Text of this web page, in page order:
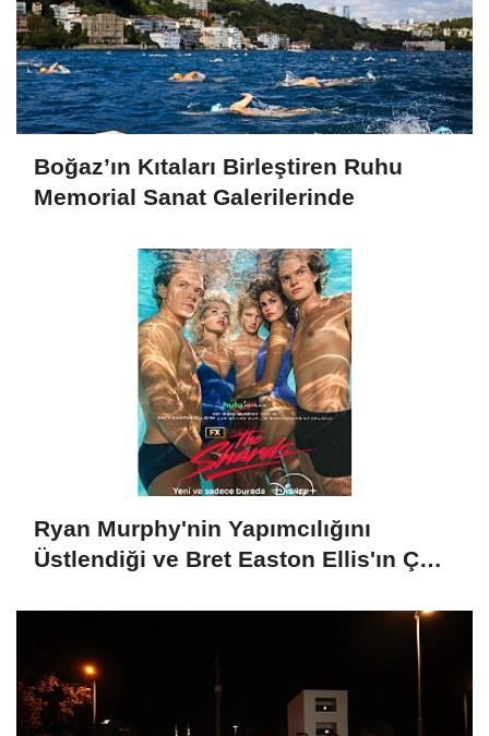
Boğaz’ın Kıtaları Birleştiren Ruhu
Memorial Sanat Galerilerinde
Ryan Murphy'nin Yapımcılığını
Üstlendiği ve Bret Easton Ellis'ın Çok
Shards", İlk İki Bölümüyle Şimdi